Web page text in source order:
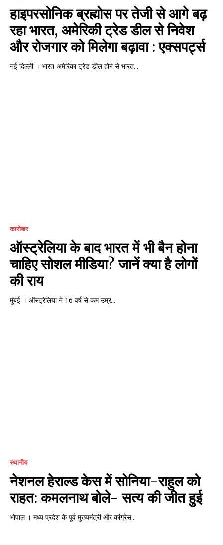
हाइपरसोनिक ब्रह्मोस पर तेजी से आगे बढ़
रहा भारत, अमेरिकी ट्रेड डील से निवेश
और रोजगार को मिलेगा बढ़ावा : एक्सपर्ट्स
नई दिल्ली । भारत-अमेरिका ट्रेड डील होने से भारत...
कारोबार
ऑस्ट्रेलिया के बाद भारत में भी बैन होना
चाहिए सोशल मीडिया? जानें क्या है लोगों
की राय
मुंबई । ऑस्ट्रेलिया ने 16 वर्ष से कम उम्र...
स्थानीय
नेशनल हेराल्ड केस में सोनिया-राहुल को
राहत: कमलनाथ बोले- सत्य की जीत हुई
भोपाल । मध्य प्रदेश के पूर्व मुख्यमंत्री और कांग्रेस...